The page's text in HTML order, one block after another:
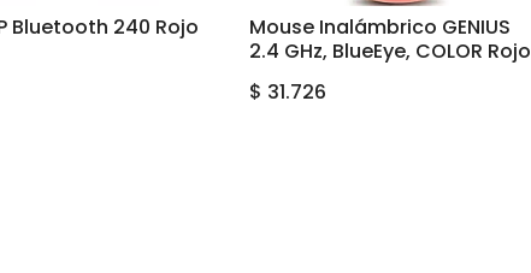
Bluetooth 240 Rojo
Mouse Inalámbrico GENIUS
2.4 GHz, BlueEye, COLOR Rojo
$ 31.726